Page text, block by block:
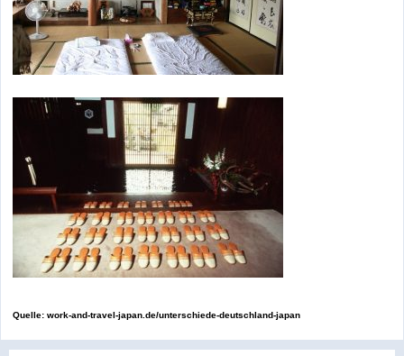
Quelle: work-and-travel-japan.de/unterschiede-deutschland-japan